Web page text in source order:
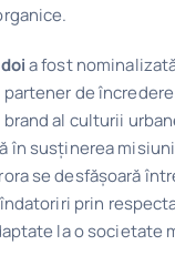
a fost
de încredere
al culturii
în susținerea
se desfășoară
prin
la o societate